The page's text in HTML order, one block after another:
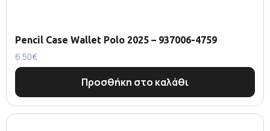
Pencil Case Wallet Polo 2025 – 937006-4759
6.50€
Προσθήκη στο καλάθι